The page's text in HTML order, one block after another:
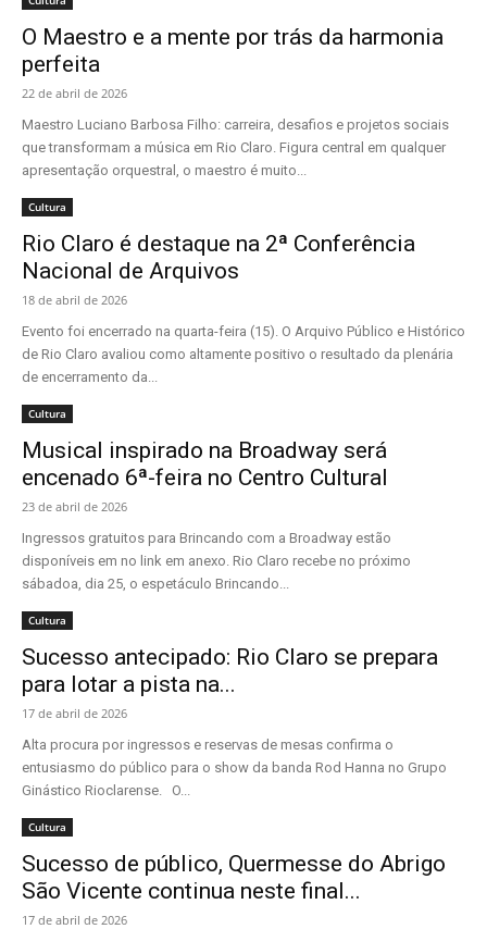
O Maestro e a mente por trás da harmonia
perfeita
22 de abril de 2026
Maestro Luciano Barbosa Filho: carreira, desafios e projetos sociais
que transformam a música em Rio Claro. Figura central em qualquer
apresentação orquestral, o maestro é muito...
Cultura
​Rio Claro é destaque na 2ª Conferência
Nacional de Arquivos
18 de abril de 2026
Evento foi encerrado na quarta-feira (15). O Arquivo Público e Histórico
de Rio Claro avaliou como altamente positivo o resultado da plenária
de encerramento da...
Cultura
Musical inspirado na Broadway será
encenado 6ª-feira no Centro Cultural
23 de abril de 2026
Ingressos gratuitos para Brincando com a Broadway estão
disponíveis em no link em anexo. Rio Claro recebe no próximo
sábadoa, dia 25, o espetáculo Brincando...
Cultura
Sucesso antecipado: Rio Claro se prepara
para lotar a pista na...
17 de abril de 2026
Alta procura por ingressos e reservas de mesas confirma o
entusiasmo do público para o show da banda Rod Hanna no Grupo
Ginástico Rioclarense. O...
Cultura
Sucesso de público, Quermesse do Abrigo
São Vicente continua neste final...
17 de abril de 2026